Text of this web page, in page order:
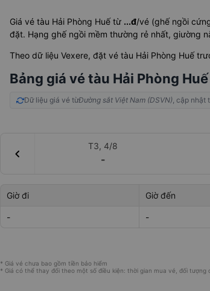
Giá vé tàu Hải Phòng Huế từ ...đ/vé (ghế ngồi
đặt. Hạng ghế ngồi mềm thường rẻ nhất, giường
Theo dữ liệu Vexere, đặt vé tàu Hải Phòng Huế
Bảng giá vé tàu Hải Phòng
Dữ liệu giá vé từĐường sắt Việt Nam (DSVN), cập nhật
chevron_left
T3, 4/8
-
Giờ đi Giờ đến
- -
* Giá vé chưa bao gồm tiền bảo hiểm
* Giá có thể thay đổi theo một số điều kiện: thời gian mua vé, đối tượng